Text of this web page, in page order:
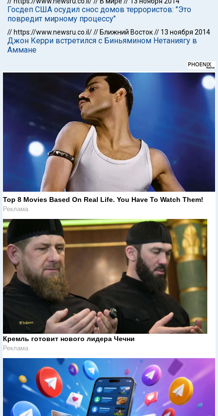
Госдеп США осудил снос домов террористов: "Это
повредит мирному процессу"
// https://www.newsru.co.il/// Ближний Восток// 13 ноября 2014
Джон Керри встретился с Биньямином Нетаниягу в
Аммане
Top 8 Movies Based On Real Life. You Have To Watch Them!
Реклама
Кремль готовит нового лидера Чечни
Реклама